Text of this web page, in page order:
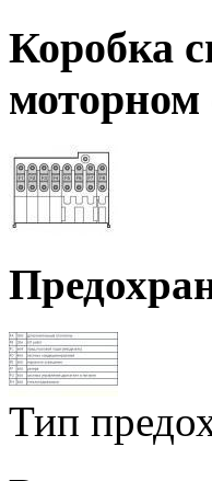
Коробка
моторном
Тип